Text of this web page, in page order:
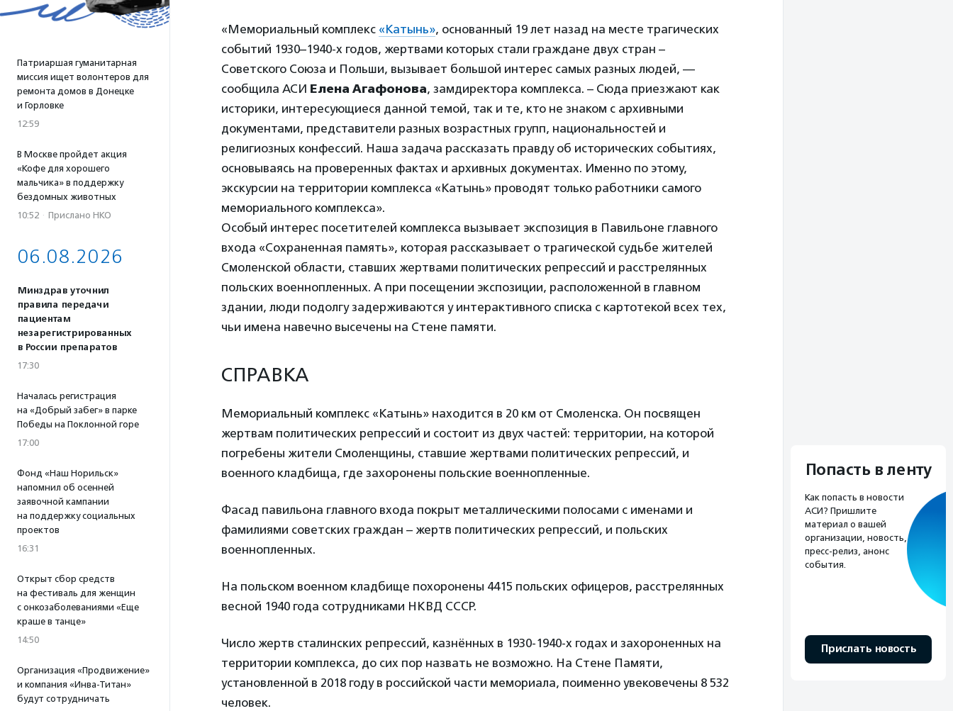
Патриаршая гуманитарная
миссия ищет волонтеров для
ремонта домов в Донецке
и Горловке
12:59
В Москве пройдет акция
«Кофе для хорошего
мальчика» в поддержку
бездомных животных
10:52 · Прислано НКО
06.08.2026
Минздрав уточнил
правила передачи
пациентам
незарегистрированных
в России препаратов
17:30
Началась регистрация
на «Добрый забег» в парке
Победы на Поклонной горе
17:00
Фонд «Наш Норильск»
напомнил об осенней
заявочной кампании
на поддержку социальных
проектов
16:31
Открыт сбор средств
на фестиваль для женщин
с онкозаболеваниями «Еще
краше в танце»
14:50
Организация «Продвижение»
и компания «Инва-Титан»
будут сотрудничать
«Мемориальный комплекс «Катынь», основанный 19 лет назад на месте трагических
событий 1930–1940-х годов, жертвами которых стали граждане двух стран –
Советского Союза и Польши, вызывает большой интерес самых разных людей, —
сообщила АСИ Елена Агафонова, замдиректора комплекса. – Сюда приезжают как
историки, интересующиеся данной темой, так и те, кто не знаком с архивными
документами, представители разных возрастных групп, национальностей и
религиозных конфессий. Наша задача рассказать правду об исторических событиях,
основываясь на проверенных фактах и архивных документах. Именно по этому,
экскурсии на территории комплекса «Катынь» проводят только работники самого
мемориального комплекса».
Особый интерес посетителей комплекса вызывает экспозиция в Павильоне главного
входа «Сохраненная память», которая рассказывает о трагической судьбе жителей
Смоленской области, ставших жертвами политических репрессий и расстрелянных
польских военнопленных. А при посещении экспозиции, расположенной в главном
здании, люди подолгу задерживаются у интерактивного списка с картотекой всех тех,
чьи имена навечно высечены на Стене памяти.
СПРАВКА
Мемориальный комплекс «Катынь» находится в 20 км от Смоленска. Он посвящен
жертвам политических репрессий и состоит из двух частей: территории, на которой
погребены жители Смоленщины, ставшие жертвами политических репрессий, и
военного кладбища, где захоронены польские военнопленные.
Фасад павильона главного входа покрыт металлическими полосами с именами и
фамилиями советских граждан – жертв политических репрессий, и польских
военнопленных.
На польском военном кладбище похоронены 4415 польских офицеров, расстрелянных
весной 1940 года сотрудниками НКВД СССР.
Число жертв сталинских репрессий, казнённых в 1930-1940-х годах и захороненных на
территории комплекса, до сих пор назвать не возможно. На Стене Памяти,
установленной в 2018 году в российской части мемориала, поименно увековечены 8 532
человек.
Попасть в ленту
Как попасть в новости
АСИ? Пришлите
материал о вашей
организации, новость,
пресс-релиз, анонс
события.
Прислать новость